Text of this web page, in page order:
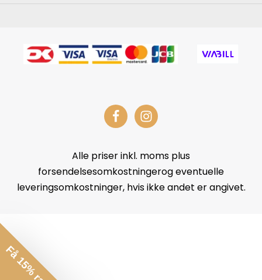
Alle priser inkl. moms plus
forsendelsesomkostningerog eventuelle
leveringsomkostninger, hvis ikke andet er angivet.